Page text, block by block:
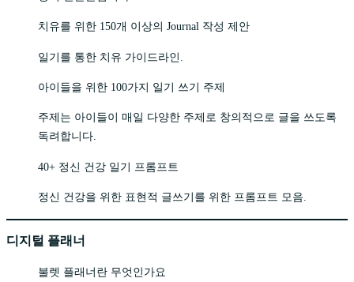
치유를 위한 150개 이상의 Journal 작성 제안
일기를 통한 치유 가이드라인.
아이들을 위한 100가지 일기 쓰기 주제
주제는 아이들이 매일 다양한 주제로 창의적으로 글을 쓰도록
독려합니다.
40+ 정신 건강 일기 프롬프트
정신 건강을 위한 표현적 글쓰기를 위한 프롬프트 모음.
디지털 플래너
불렛 플래너란 무엇인가요